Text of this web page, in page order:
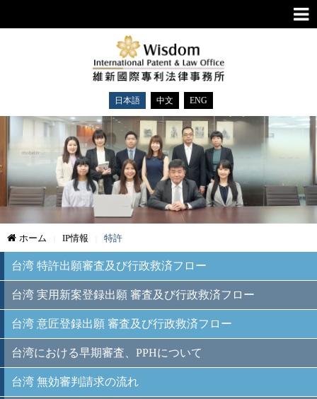
日本語 中文 ENG
ホーム IP情報 特許
台湾 特許出願審査及び行政救済フロー
台湾 実用新案登録出願 審査及び行政救済フロー
台湾 意匠登録出願 審査及び行政救済フロー
台湾における早期審査、PPHについて
台湾 無効審判請求の流れ